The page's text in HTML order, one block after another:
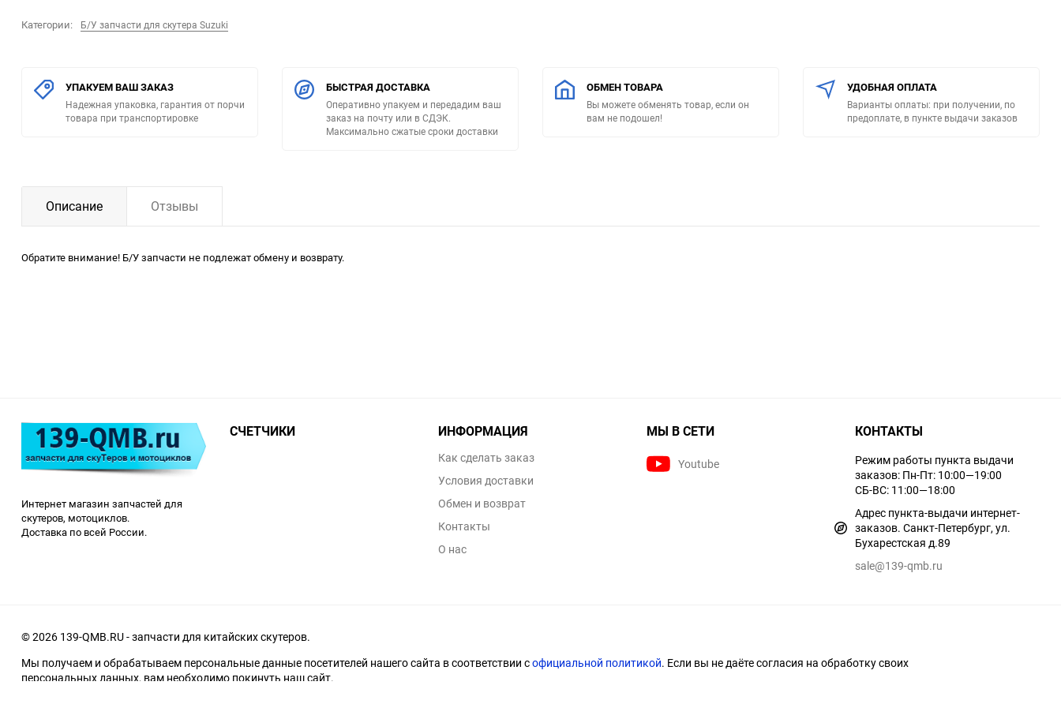
Категории: Б/У запчасти для скутера Suzuki
УПАКУЕМ ВАШ ЗАКАЗ
Надежная упаковка, гарантия от порчи
товара при транспортировке
БЫСТРАЯ ДОСТАВКА
Оперативно упакуем и передадим ваш
заказ на почту или в СДЭК.
Максимально сжатые сроки доставки
ОБМЕН ТОВАРА
Вы можете обменять товар, если он
вам не подошел!
УДОБНАЯ ОПЛАТА
Варианты оплаты: при получении, по
предоплате, в пункте выдачи заказов
Описание Отзывы
Обратите внимание! Б/У запчасти не подлежат обмену и возврату.
Интернет магазин запчастей для
скутеров, мотоциклов.
Доставка по всей России.
СЧЕТЧИКИ ИНФОРМАЦИЯ
Как сделать заказ
Условия доставки
Обмен и возврат
Контакты
О нас
МЫ В СЕТИ
Youtube
КОНТАКТЫ
Режим работы пункта выдачи
заказов: Пн-Пт: 10:00—19:00
СБ-ВС: 11:00—18:00
Адрес пункта-выдачи интернет-
заказов. Санкт-Петербург, ул.
Бухарестская д.89
sale@139-qmb.ru
© 2026 139-QMB.RU - запчасти для китайских скутеров.
Мы получаем и обрабатываем персональные данные посетителей нашего сайта в соответствии софициальной политикой. Если вы не даёте согласия на обработку своих
персональных данных, вам необходимо покинуть наш сайт.